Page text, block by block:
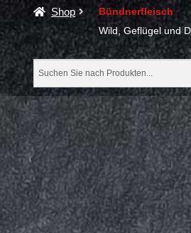
Shop Bündnerfleisch
Wild, Geflügel und